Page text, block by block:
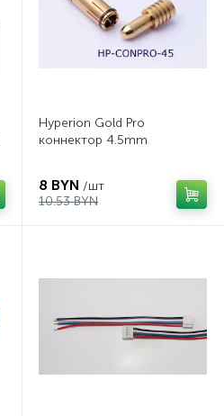
Hyperion Gold Pro
коннектор 4.5mm
8 BYN /шт
10.53 BYN